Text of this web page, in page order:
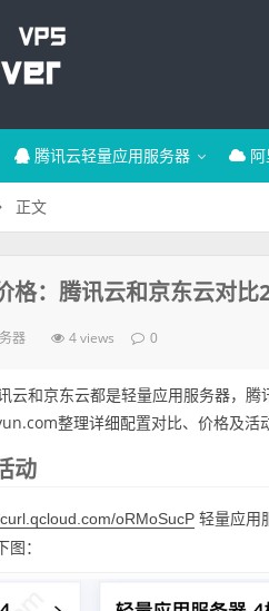
腾讯云轻量应用服务器
正文
格：腾讯云和京东云对比
器 4 views 0
云和京东云都是轻量应用服务器，
整理详细配置对比、价格及活
动
oRMoSucP 轻量应用
：